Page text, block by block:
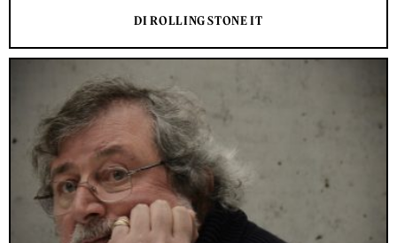
DI ROLLING STONE IT